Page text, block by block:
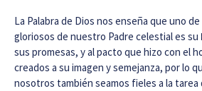
La Palabra de Dios nos enseña que uno
gloriosos de nuestro Padre celestial es su
sus promesas, y al pacto que hizo con el
creados a su imagen y semejanza, por lo
nosotros también seamos fieles a la tarea